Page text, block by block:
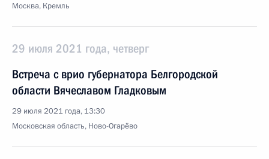
Москва, Кремль
29 июля 2021 года, четверг
Встреча с врио губернатора Белгородской
области Вячеславом Гладковым
29 июля 2021 года, 13:30
Московская область, Ново-Огарёво